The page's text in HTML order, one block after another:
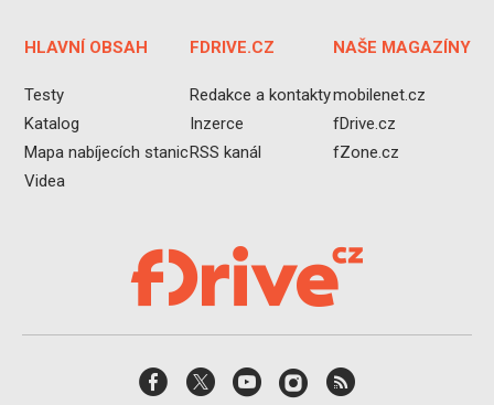
HLAVNÍ OBSAH
Testy
Katalog
Mapa nabíjecích stanic
Videa
FDRIVE.CZ
Redakce a kontakty
Inzerce
RSS kanál
NAŠE MAGAZÍNY
mobilenet.cz
fDrive.cz
fZone.cz